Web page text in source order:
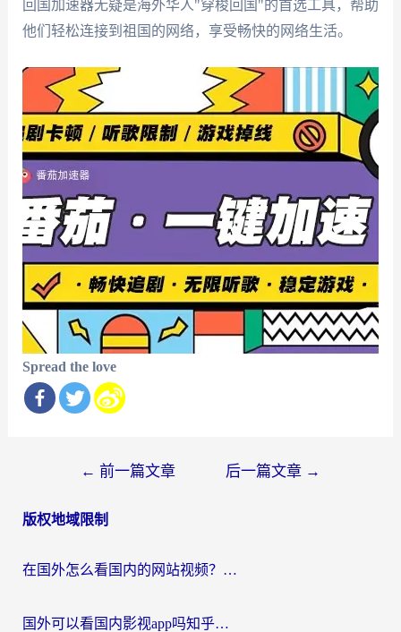
回国加速器无疑是海外华人"穿梭回国"的首选工具，帮助
他们轻松连接到祖国的网络，享受畅快的网络生活。
Spread the love
导
← 前一篇文章 后一篇文章 →
版权地域限制
在国外怎么看国内的网站视频？别再踩坑！选对加速器秒回国内冲浪
国外可以看国内影视app吗知乎？留学生亲测有效的回国加速方案